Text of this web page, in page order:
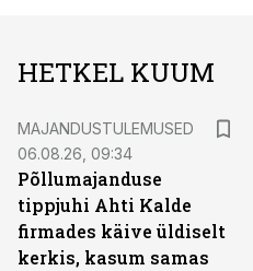
HETKEL KUUM
MAJANDUSTULEMUSED
06.08.26, 09:34
Põllumajanduse
tippjuhi Ahti Kalde
firmades käive üldiselt
kerkis, kasum samas